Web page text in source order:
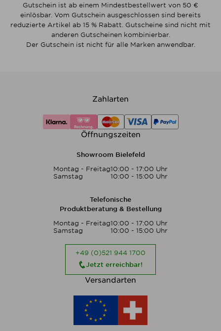
Gutschein ist ab einem Mindestbestellwert von 50 €
einlösbar. Vom Gutschein ausgeschlossen sind bereits
reduzierte Artikel ab 15 % Rabatt. Gutscheine sind nicht mit
anderen Gutscheinen kombinierbar.
Der Gutschein ist nicht für alle Marken anwendbar.
Zahlarten
Öffnungszeiten
Showroom Bielefeld
Montag - Freitag10:00 - 17:00 Uhr
Samstag
10:00 - 15:00 Uhr
Telefonische
Produktberatung & Bestellung
Montag - Freitag10:00 - 17:00 Uhr
Samstag
10:00 - 15:00 Uhr
+49 (0)521 944 1700
Jetzt erreichbar!
Versandarten